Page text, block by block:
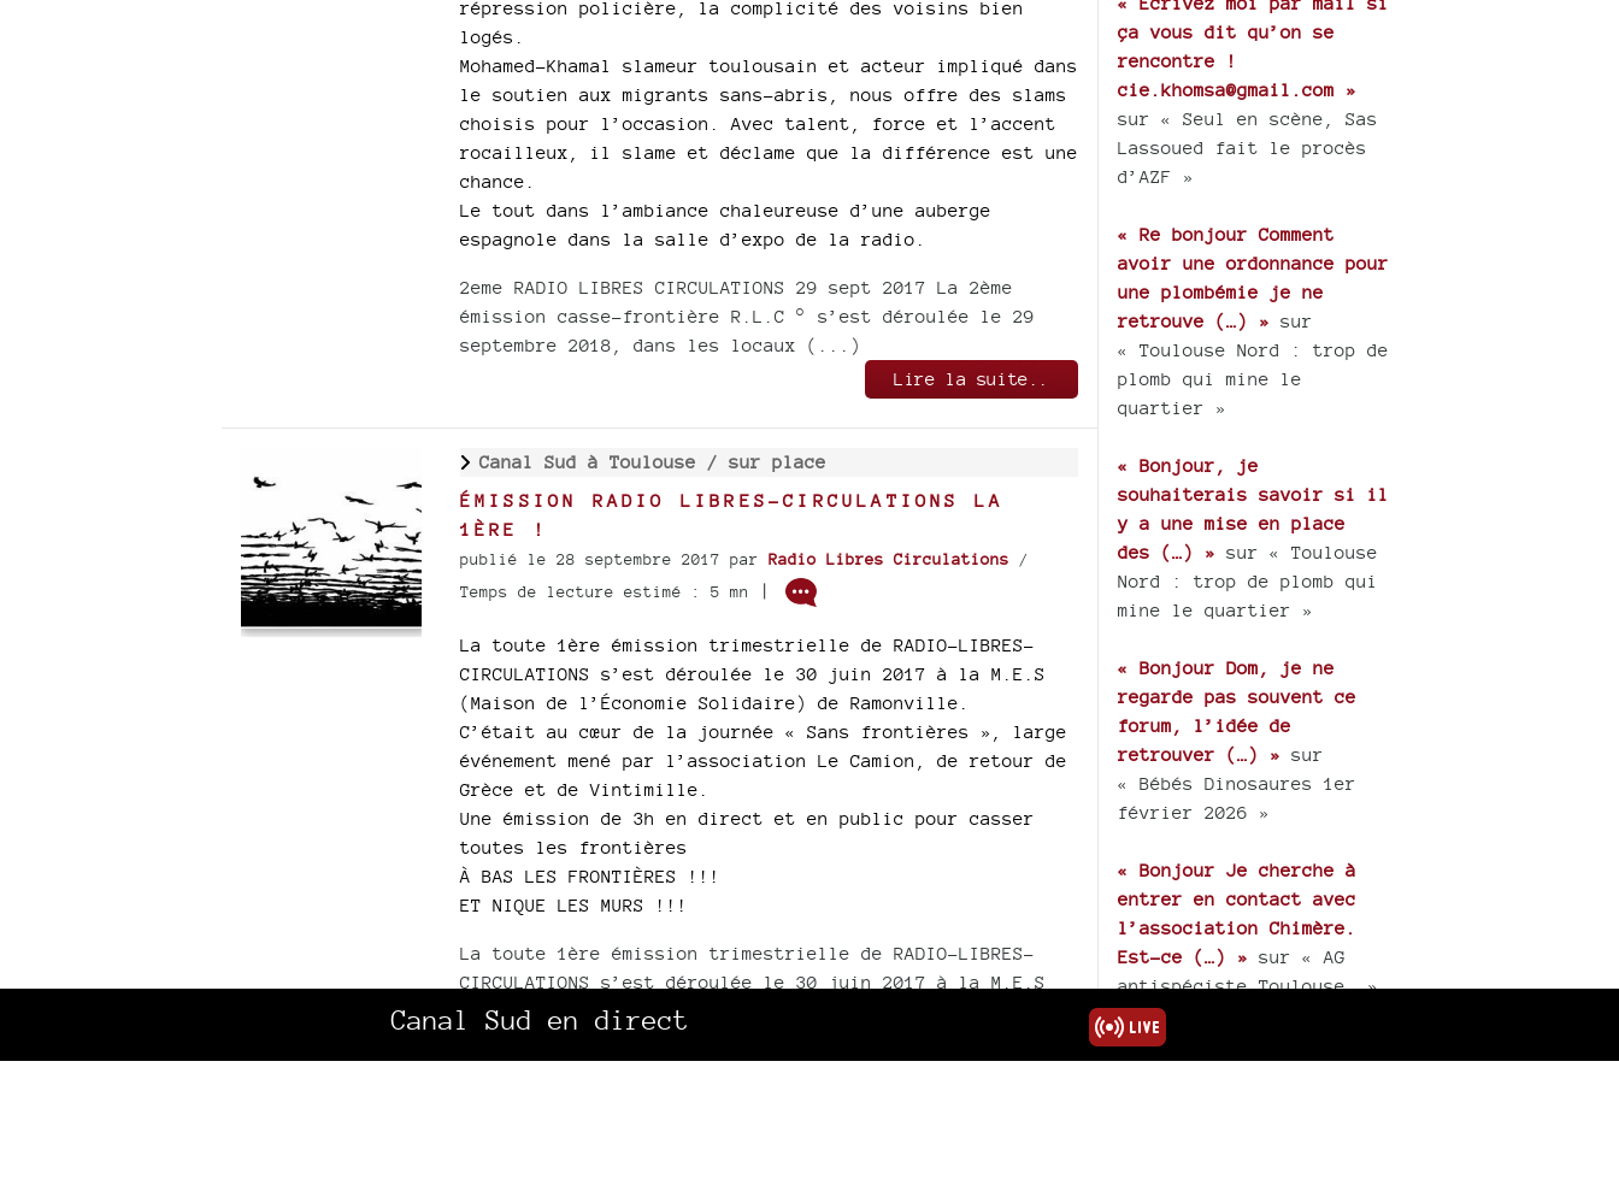
répression policière, la complicité des voisins bien
logés.
Mohamed-Khamal slameur toulousain et acteur impliqué dans
le soutien aux migrants sans-abris, nous offre des slams
choisis pour l’occasion. Avec talent, force et l’accent
rocailleux, il slame et déclame que la différence est une
chance.
Le tout dans l’ambiance chaleureuse d’une auberge
espagnole dans la salle d’expo de la radio.
2eme RADIO LIBRES CIRCULATIONS 29 sept 2017 La 2ème
émission casse-frontière R.L.C ° s’est déroulée le 29
septembre 2018, dans les locaux (...)
Lire la suite..
Canal Sud à Toulouse / sur place
ÉMISSION RADIO LIBRES-CIRCULATIONS LA
1ÈRE !
publié le 28 septembre 2017 par Radio Libres Circulations /
Temps de lecture estimé : 5 mn
|
La toute 1ère émission trimestrielle de RADIO-LIBRES-
CIRCULATIONS s’est déroulée le 30 juin 2017 à la M.E.S
(Maison de l’Économie Solidaire) de Ramonville.
C’était au cœur de la journée « Sans frontières », large
événement mené par l’association Le Camion, de retour de
Grèce et de Vintimille.
Une émission de 3h en direct et en public pour casser
toutes les frontières
À BAS LES FRONTIÈRES !!!
ET NIQUE LES MURS !!!
La toute 1ère émission trimestrielle de RADIO-LIBRES-
CIRCULATIONS s’est déroulée le 30 juin 2017 à la M.E.S
(Maison de l’Économie (...)
ça vous dit qu’on se
rencontre !
cie.khomsa@gmail.com »
sur « Seul en scène, Sas
Lassoued fait le procès
d’AZF »
« Re bonjour Comment
avoir une ordonnance pour
une plombémie je ne
retrouve (…) » sur
« Toulouse Nord : trop de
plomb qui mine le
quartier »
« Bonjour, je
souhaiterais savoir si il
y a une mise en place
des (…) » sur « Toulouse
Nord : trop de plomb qui
mine le quartier »
« Bonjour Dom, je ne
regarde pas souvent ce
forum, l’idée de
retrouver (…) » sur
« Bébés Dinosaures 1er
février 2026 »
« Bonjour Je cherche à
entrer en contact avec
l’association Chimère.
Est-ce (…) » sur « AG
antispéciste Toulouse. »
PODCAST & RSS
Canal Sud en direct